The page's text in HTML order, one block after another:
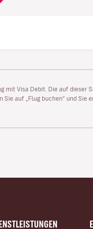
Visa Debit. Die auf dieser
auf „Flug buchen“ und Sie